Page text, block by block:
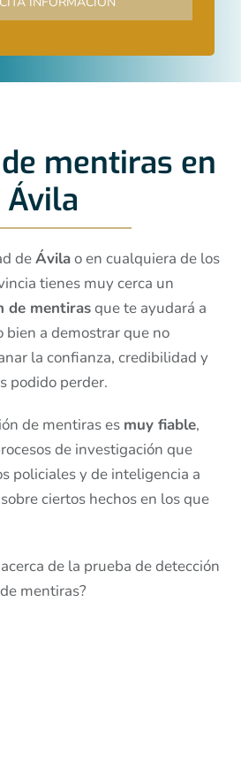
mentiras en
Ávila
deÁvilao en cualquiera de los
tienes muy cerca un
de mentirasque te ayudará a
bien a demostrar que no
la confianza, credibilidad y
podido perder.
de mentiras es muy fiable,
de investigación que
policiales y de inteligencia a
ciertos hechos en los que
de la prueba de detección
de mentiras?